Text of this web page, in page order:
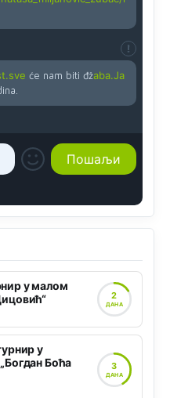
će nam biti đžaba.Ja
у малом
2
ДАНА
у
Боћа
3
ДАНА